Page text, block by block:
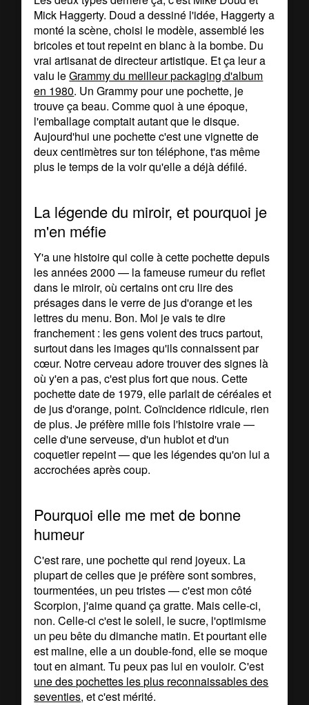
Mick Haggerty. Doud a dessiné l'idée, Haggerty a
monté la scène, choisi le modèle, assemblé les
bricoles et tout repeint en blanc à la bombe. Du
vrai artisanat de directeur artistique. Et ça leur a
valu leGrammy du meilleur packaging d'album
en 1980. Un Grammy pour une pochette, je
trouve ça beau. Comme quoi à une époque,
l'emballage comptait autant que le disque.
Aujourd'hui une pochette c'est une vignette de
deux centimètres sur ton téléphone, t'as même
plus le temps de la voir qu'elle a déjà défilé.
La légende du miroir, et pourquoi je
m'en méfie
Y'a une histoire qui colle à cette pochette depuis
les années 2000 — la fameuse rumeur du reflet
dans le miroir, où certains ont cru lire des
présages dans le verre de jus d'orange et les
lettres du menu. Bon. Moi je vais te dire
franchement : les gens voient des trucs partout,
surtout dans les images qu'ils connaissent par
cœur. Notre cerveau adore trouver des signes là
où y'en a pas, c'est plus fort que nous. Cette
pochette date de 1979, elle parlait de céréales et
de jus d'orange, point. Coïncidence ridicule, rien
de plus. Je préfère mille fois l'histoire vraie —
celle d'une serveuse, d'un hublot et d'un
coquetier repeint — que les légendes qu'on lui a
accrochées après coup.
Pourquoi elle me met de bonne
humeur
C'est rare, une pochette qui rend joyeux. La
plupart de celles que je préfère sont sombres,
tourmentées, un peu tristes — c'est mon côté
Scorpion, j'aime quand ça gratte. Mais celle-ci,
non. Celle-ci c'est le soleil, le sucre, l'optimisme
un peu bête du dimanche matin. Et pourtant elle
est maline, elle a un double-fond, elle se moque
tout en aimant. Tu peux pas lui en vouloir. C'est
une des pochettes les plus reconnaissables des
seventies, et c'est mérité.